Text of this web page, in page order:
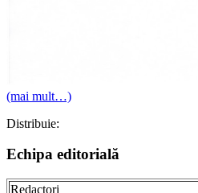
(mai mult…)
Distribuie:
Echipa editorială
Redactori